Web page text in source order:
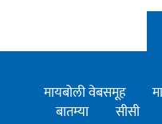
मायबोली वेबसमूह
बातम्या
सीसी